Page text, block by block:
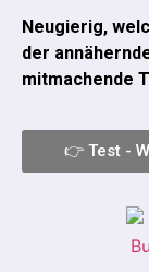
Neugierig,
der
mitmachende
👉 Test -